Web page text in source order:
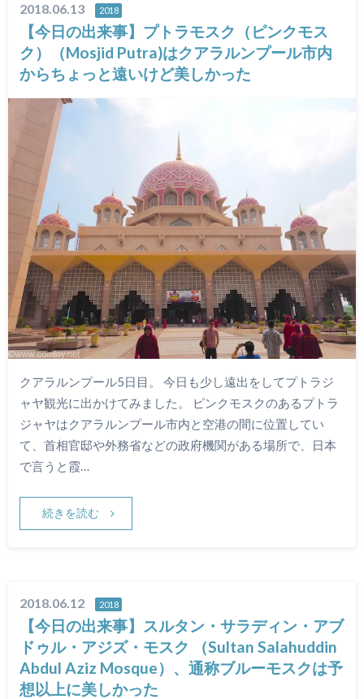
2018.06.13 2018
【今日の出来事】プトラモスク（ピンクモス
ク）（Mosjid Putra)はクアラルンプール市内
からちょっと遠いけど美しかった
クアラルンプール5日目。 今日も少し遠出をしてプトラジ
ャヤ観光に出かけてみました。 ピンクモスクのあるプトラ
ジャヤはクアラルンプール市内と空港の間に位置してい
て、首相官邸や外務省などの政府機関がある場所で、日本
で言うと霞…
続きを読む
2018.06.12 2018
【今日の出来事】スルタン・サラディン・アブ
ドゥル・アジズ・モスク （Sultan Salahuddin
Abdul Aziz Mosque）、通称ブルーモスクは予
想以上に美しかった